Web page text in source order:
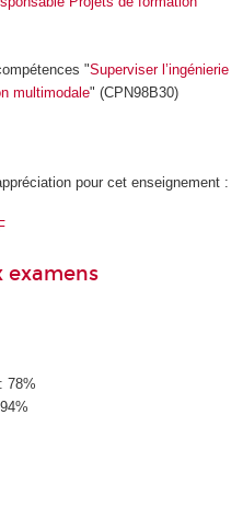
"Superviser l’ingénierie
multimodale" (CPN98B30)
pour cet enseignement :
examens
78%